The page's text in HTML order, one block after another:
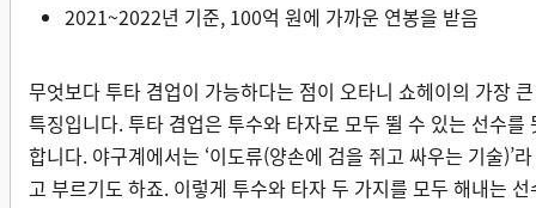
2021~2022년 기준, 100억 원에 가까운 연봉을 받음
무엇보다 투타 겸업이 가능하다는 점이 오타니 쇼헤이의 가장 큰
특징입니다. 투타 겸업은 투수와 타자로 모두 뛸 수 있는 선수를
합니다. 야구계에서는 ‘이도류(양손에 검을 쥐고 싸우는 기술)’라
고 부르기도 하죠. 이렇게 투수와 타자 두 가지를 모두 해내는 선